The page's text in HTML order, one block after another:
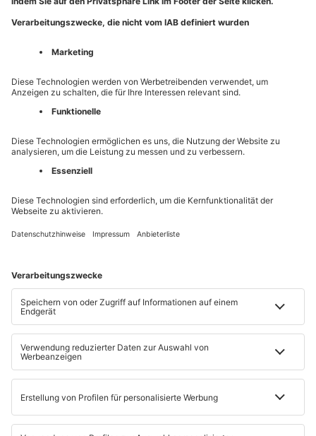
SAMSUNG GALAXY TAB
Farbe: Gray
Speicher: 128 GB
Abmessungen (H x B x T in mm): 257,1 x 168,7 x
Display: 11 Zoll WUXGA+